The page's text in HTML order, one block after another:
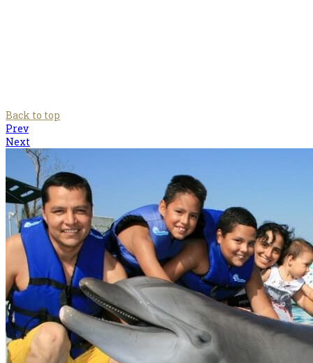
Back to top
Prev
Next